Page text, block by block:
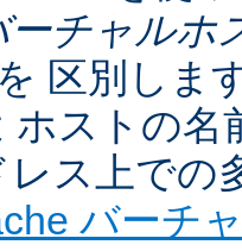
ーチャルホ
区別しま
ホストの名
レス上で
バーチ